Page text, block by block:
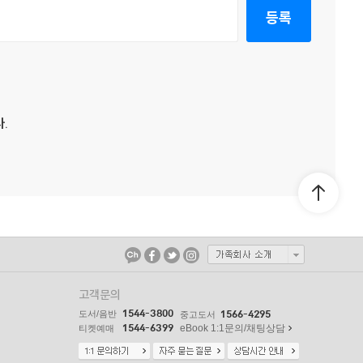
등록
.
고객문의
도서/음반 1544-3800 중고도서 1566-4295
티켓예매 1544-6399 eBook 1:1문의/채팅상담